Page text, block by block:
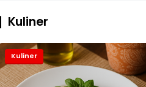
Kuliner
Kuliner